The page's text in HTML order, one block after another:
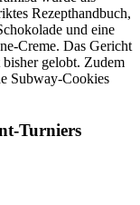
Rezepthandbuch,
und eine
Creme. Das Gericht
gelobt. Zudem
Subway-Cookies
Turniers